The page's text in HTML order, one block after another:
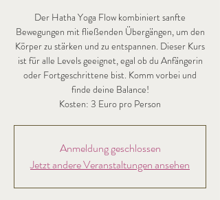
Der Hatha Yoga Flow kombiniert sanfte
Bewegungen mit fließenden Übergängen, um den
Körper zu stärken und zu entspannen. Dieser Kurs
ist für alle Levels geeignet, egal ob du Anfängerin
oder Fortgeschrittene bist. Komm vorbei und
finde deine Balance!
Kosten: 3 Euro pro Person
Anmeldung geschlossen
Jetzt andere Veranstaltungen ansehen